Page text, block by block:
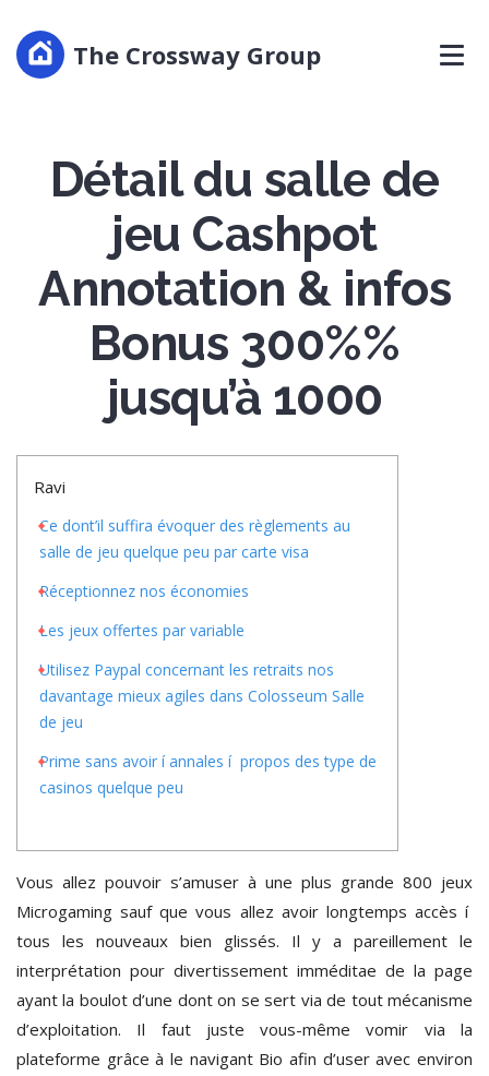
The Crossway Group
Détail du salle de
jeu Cashpot
Annotation & infos
Bonus 300%%
jusqu’à 1000
Ravi
Ce dont’il suffira évoquer des règlements au
salle de jeu quelque peu par carte visa
Réceptionnez nos économies
Les jeux offertes par variable
Utilisez Paypal concernant les retraits nos
davantage mieux agiles dans Colosseum Salle
de jeu
Prime sans avoir í annales í propos des type de
casinos quelque peu
Vous allez pouvoir s’amuser à une plus grande 800 jeux
Microgaming sauf que vous allez avoir longtemps accès í
tous les nouveaux bien glissés. Il y a pareillement le
interprétation pour divertissement imméditae de la page
ayant la boulot d’une dont on se sert via de tout mécanisme
d’exploitation. Il faut juste vous-même vomir via la
plateforme grâce à le navigant Bio afin d’user avec environ